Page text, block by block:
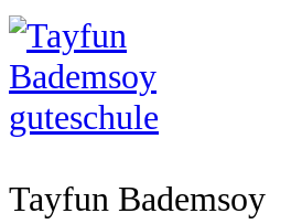
Tayfun Bademsoy